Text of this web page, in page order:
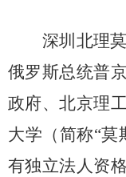
深圳北理
俄罗斯总统普
政府、北京理
大学（简称“莫
有独立法人资格